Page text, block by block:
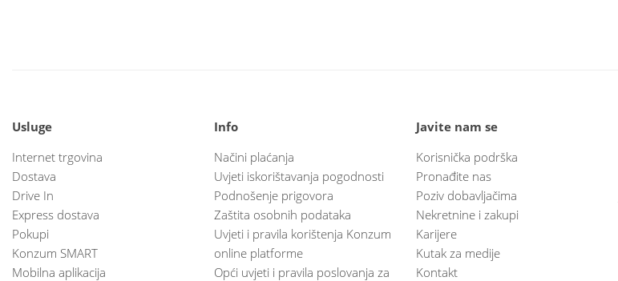
Usluge
Internet trgovina
Dostava
Drive In
Express dostava
Pokupi
Konzum SMART
Mobilna aplikacija
Info
Načini plaćanja
Uvjeti iskorištavanja pogodnosti
Podnošenje prigovora
Zaštita osobnih podataka
Uvjeti i pravila korištenja Konzum
online platforme
Opći uvjeti i pravila poslovanja za
Javite nam se
Korisnička podrška
Pronađite nas
Poziv dobavljačima
Nekretnine i zakupi
Karijere
Kutak za medije
Kontakt